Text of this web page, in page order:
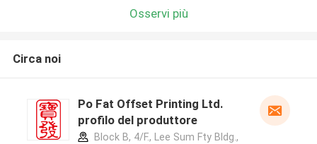
Osservi più
Circa noi
Po Fat Offset Printing Ltd.
profilo del produttore
Block B, 4/F., Lee Sum Fty Bldg.,